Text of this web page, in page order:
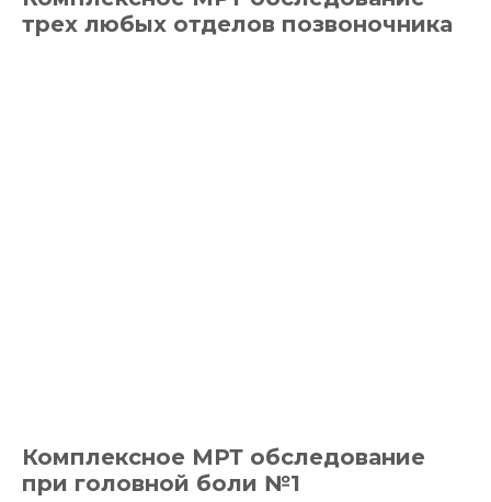
трех любых отделов позвоночника
Комплексное МРТ обследование
при головной боли №1